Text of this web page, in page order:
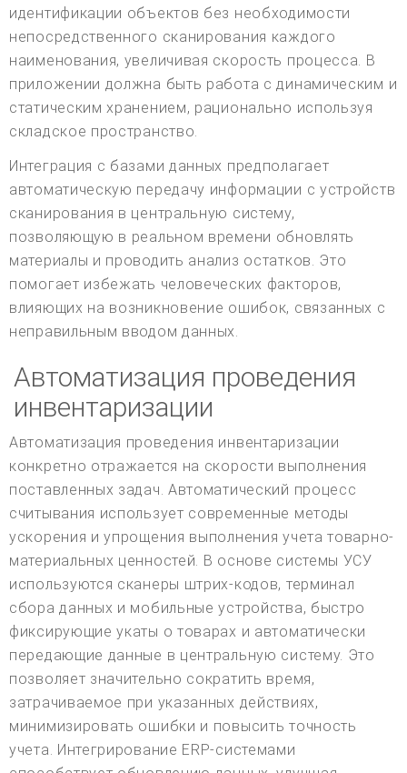
идентификации объектов без необходимости
непосредственного сканирования каждого
наименования, увеличивая скорость процесса. В
приложении должна быть работа с динамическим и
статическим хранением, рационально используя
складское пространство.
Интеграция с базами данных предполагает
автоматическую передачу информации с устройств
сканирования в центральную систему,
позволяющую в реальном времени обновлять
материалы и проводить анализ остатков. Это
помогает избежать человеческих факторов,
влияющих на возникновение ошибок, связанных с
неправильным вводом данных.
Автоматизация проведения
инвентаризации
Автоматизация проведения инвентаризации
конкретно отражается на скорости выполнения
поставленных задач. Автоматический процесс
считывания использует современные методы
ускорения и упрощения выполнения учета товарно-
материальных ценностей. В основе системы УСУ
используются сканеры штрих-кодов, терминал
сбора данных и мобильные устройства, быстро
фиксирующие укаты о товарах и автоматически
передающие данные в центральную систему. Это
позволяет значительно сократить время,
затрачиваемое при указанных действиях,
минимизировать ошибки и повысить точность
учета. Интегрирование ERP-системами